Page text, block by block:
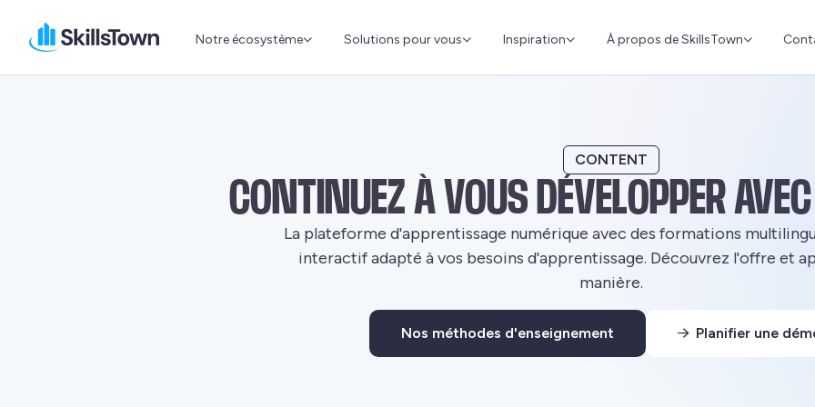
Notre écosystème Solutions pour vous Inspiration À propos de SkillsTown
CONTINUEZ À VOUS DÉVELOPPER
CONTENT
La plateforme d'apprentissage numérique avec des formations
interactif adapté à vos besoins d'apprentissage. Découvrez l'offre et
manière.
Nos méthodes d'enseignement
This link leads to an external website. Planifier une